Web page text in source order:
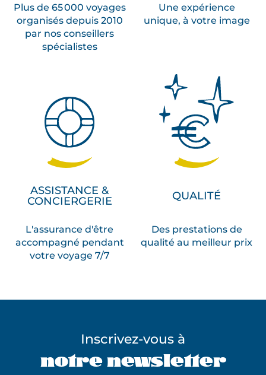
Plus de 65 000 voyages
organisés depuis 2010
par nos conseillers
spécialistes
Une expérience
unique, à votre image
ASSISTANCE &
CONCIERGERIE
L'assurance d'être
accompagné pendant
votre voyage 7/7
QUALITÉ
Des prestations de
qualité au meilleur prix
Inscrivez-vous à
notre newsletter